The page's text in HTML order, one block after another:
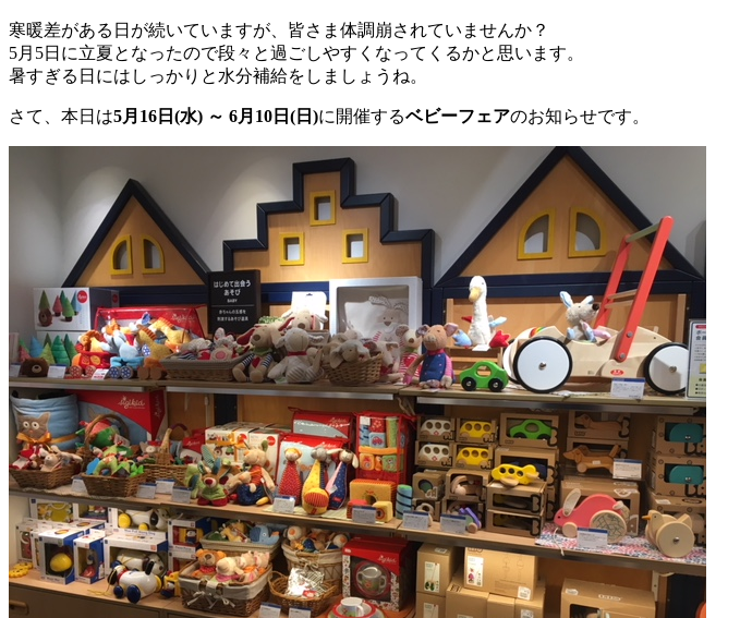
寒暖差がある日が続いていますが、皆さま体調崩されていませんか？
5月5日に立夏となったので段々と過ごしやすくなってくるかと思います。
暑すぎる日にはしっかりと水分補給をしましょうね。
さて、本日は5月16日(水) ～ 6月10日(日)に開催するベビーフェアのお知らせです。